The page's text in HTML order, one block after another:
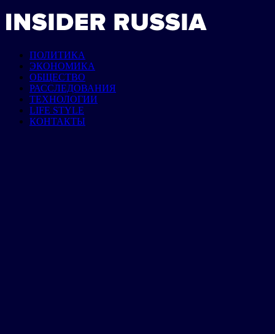
ПОЛИТИКА
ЭКОНОМИКА
ОБЩЕСТВО
РАССЛЕДОВАНИЯ
ТЕХНОЛОГИИ
LIFE STYLE
КОНТАКТЫ